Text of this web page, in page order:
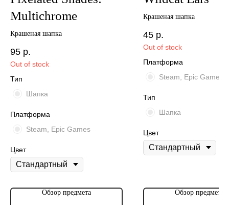
Multichrome
Крашеная шапка
95 р.
Out of stock
Тип
Шапка
Платформа
Steam, Epic Games
Цвет
Обзор предмета
Крашеная шапка
45 р.
Out of stock
Платформа
Steam, Epic Games
Тип
Шапка
Цвет
Обзор предмета